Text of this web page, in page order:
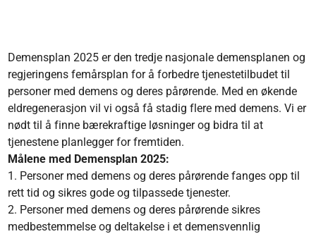
Demensplan 2025 er den tredje nasjonale demensplanen og
regjeringens femårsplan for å forbedre tjenestetilbudet til
personer med demens og deres pårørende. Med en økende
eldregenerasjon vil vi også få stadig flere med demens. Vi er
nødt til å finne bærekraftige løsninger og bidra til at
tjenestene planlegger for fremtiden.
Målene med Demensplan 2025:
1. Personer med demens og deres pårørende fanges opp til
rett tid og sikres gode og tilpassede tjenester.
2. Personer med demens og deres pårørende sikres
medbestemmelse og deltakelse i et demensvennlig